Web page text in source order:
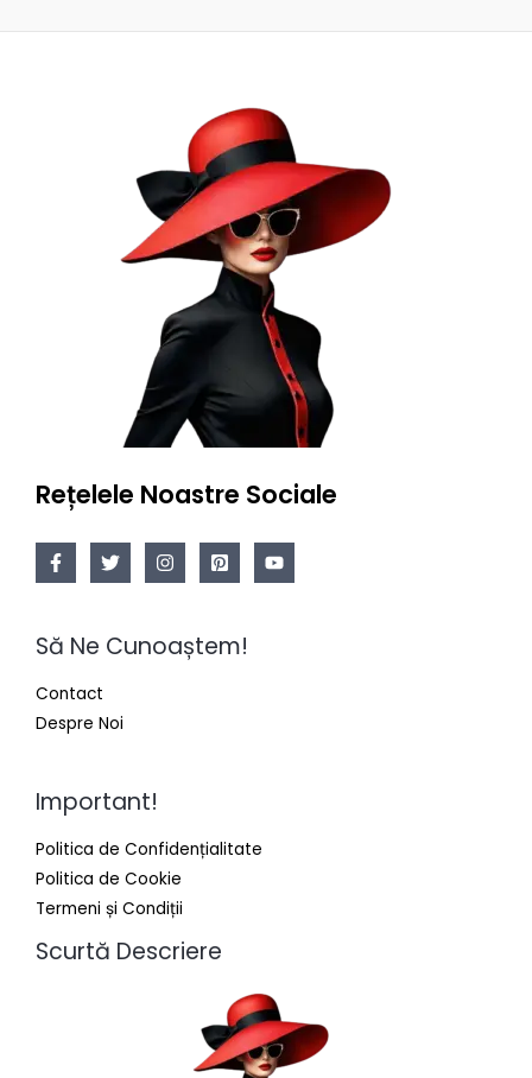
Rețelele Noastre Sociale
Să Ne Cunoaștem!
Contact
Despre Noi
Important!
Politica de Confidențialitate
Politica de Cookie
Termeni și Condiții
Scurtă Descriere